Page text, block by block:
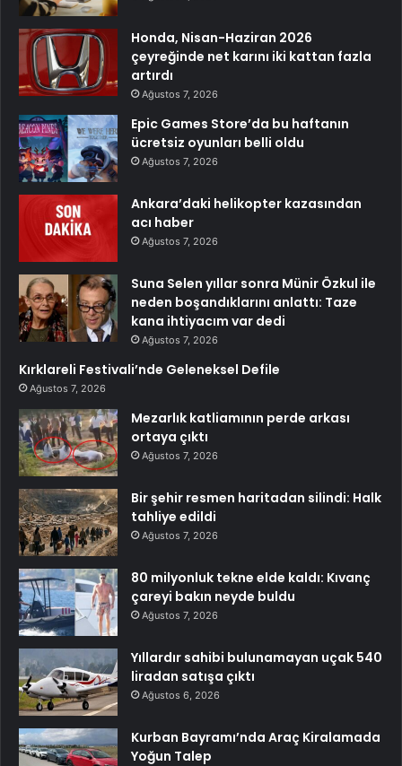
Honda, Nisan-Haziran 2026
çeyreğinde net karını iki kattan fazla
artırdı
Ağustos 7, 2026
Epic Games Store’da bu haftanın
ücretsiz oyunları belli oldu
Ağustos 7, 2026
Ankara’daki helikopter kazasından
acı haber
Ağustos 7, 2026
Suna Selen yıllar sonra Münir Özkul ile
neden boşandıklarını anlattı: Taze
kana ihtiyacım var dedi
Ağustos 7, 2026
Kırklareli Festivali’nde Geleneksel Defile
Ağustos 7, 2026
Mezarlık katliamının perde arkası
ortaya çıktı
Ağustos 7, 2026
Bir şehir resmen haritadan silindi: Halk
tahliye edildi
Ağustos 7, 2026
80 milyonluk tekne elde kaldı: Kıvanç
çareyi bakın neyde buldu
Ağustos 7, 2026
Yıllardır sahibi bulunamayan uçak 540
liradan satışa çıktı
Ağustos 6, 2026
Kurban Bayramı’nda Araç Kiralamada
Yoğun Talep